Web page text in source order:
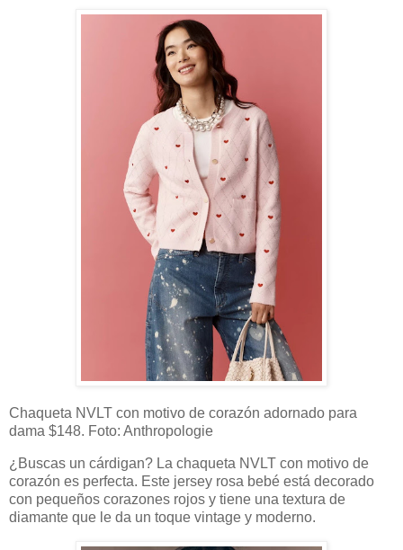
Chaqueta NVLT con motivo de corazón adornado para
dama $148. Foto: Anthropologie
¿Buscas un cárdigan? La chaqueta NVLT con motivo de
corazón es perfecta. Este jersey rosa bebé está decorado
con pequeños corazones rojos y tiene una textura de
diamante que le da un toque vintage y moderno.